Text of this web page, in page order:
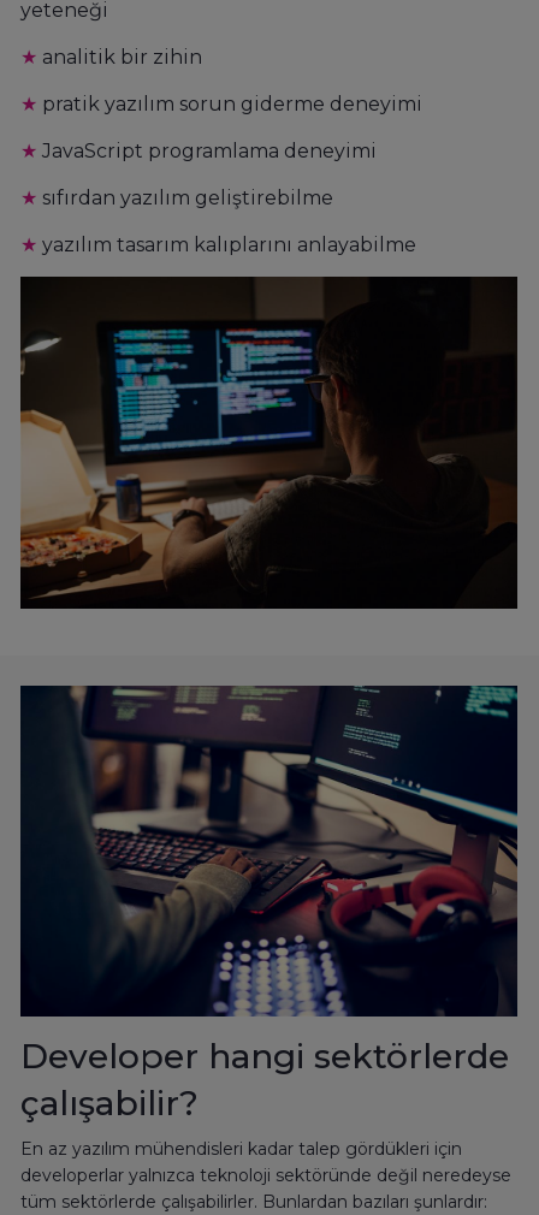
yeteneği
★ analitik bir zihin
★ pratik yazılım sorun giderme deneyimi
★ JavaScript programlama deneyimi
★ sıfırdan yazılım geliştirebilme
★ yazılım tasarım kalıplarını anlayabilme
Developer hangi sektörlerde
çalışabilir?
En az yazılım mühendisleri kadar talep gördükleri için
developerlar yalnızca teknoloji sektöründe değil neredeyse
tüm sektörlerde çalışabilirler. Bunlardan bazıları şunlardır: